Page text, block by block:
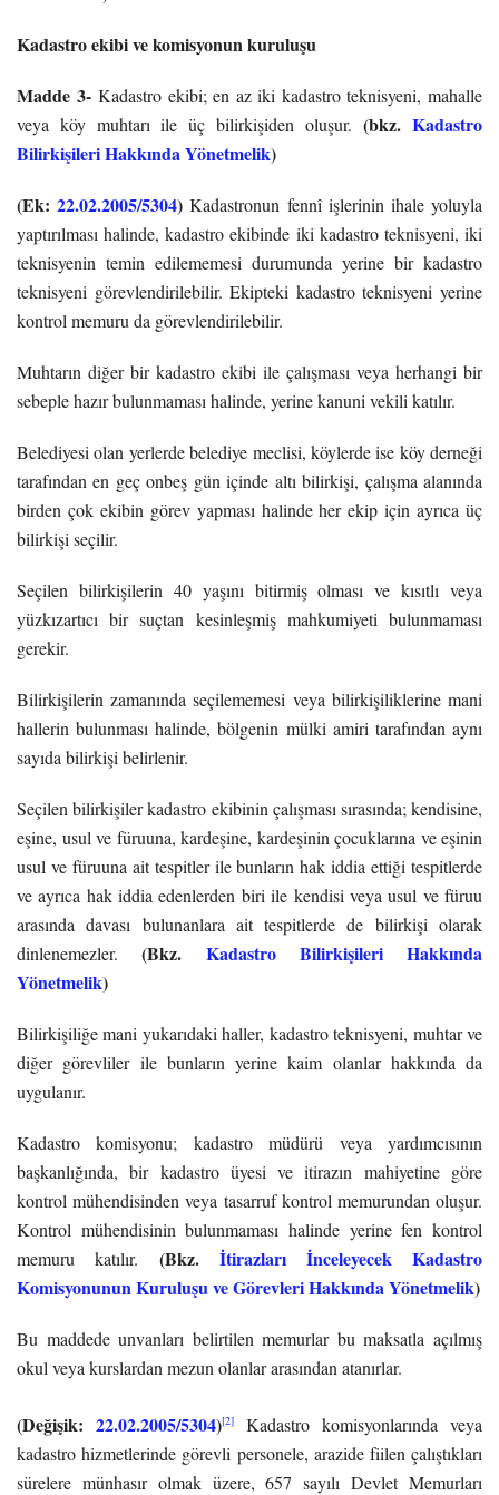
Kadastro ekibi ve komisyonun kuruluşu
Madde 3-Kadastro ekibi; en az iki kadastro teknisyeni, mahalle
veya köy muhtarı ile üç bilirkişiden oluşur.(bkz. Kadastro
Bilirkişileri Hakkında Yönetmelik)
(Ek:22.02.2005/5304) Kadastronun fennî işlerinin ihale yoluyla
yaptırılması halinde, kadastro ekibinde iki kadastro teknisyeni, iki
teknisyenin temin edilememesi durumunda yerine bir kadastro
teknisyeni görevlendirilebilir. Ekipteki kadastro teknisyeni yerine
kontrol memuru da görevlendirilebilir.
Muhtarın diğer bir kadastro ekibi ile çalışması veya herhangi bir
sebeple hazır bulunmaması halinde, yerine kanuni vekili katılır.
Belediyesi olan yerlerde belediye meclisi, köylerde ise köy derneği
tarafından en geç onbeş gün içinde altı bilirkişi, çalışma alanında
birden çok ekibin görev yapması halinde her ekip için ayrıca üç
bilirkişi seçilir.
Seçilen bilirkişilerin 40 yaşını bitirmiş olması ve kısıtlı veya
yüzkızartıcı bir suçtan kesinleşmiş mahkumiyeti bulunmaması
gerekir.
Bilirkişilerin zamanında seçilememesi veya bilirkişiliklerine mani
hallerin bulunması halinde, bölgenin mülki amiri tarafından aynı
sayıda bilirkişi belirlenir.
Seçilen bilirkişiler kadastro ekibinin çalışması sırasında; kendisine,
eşine, usul ve füruuna, kardeşine, kardeşinin çocuklarına ve eşinin
usul ve füruuna ait tespitler ile bunların hak iddia ettiği tespitlerde
ve ayrıca hak iddia edenlerden biri ile kendisi veya usul ve füruu
arasında davası bulunanlara ait tespitlerde de bilirkişi olarak
dinlenemezler.(Bkz. Kadastro Bilirkişileri Hakkında
Yönetmelik)
Bilirkişiliğe mani yukarıdaki haller, kadastro teknisyeni, muhtar ve
diğer görevliler ile bunların yerine kaim olanlar hakkında da
uygulanır.
Kadastro komisyonu; kadastro müdürü veya yardımcısının
başkanlığında, bir kadastro üyesi ve itirazın mahiyetine göre
kontrol mühendisinden veya tasarruf kontrol memurundan oluşur.
Kontrol mühendisinin bulunmaması halinde yerine fen kontrol
memuru katılır. (Bkz. İtirazları İnceleyecek Kadastro
Komisyonunun Kuruluşu ve Görevleri Hakkında Yönetmelik)
Bu maddede unvanları belirtilen memurlar bu maksatla açılmış
okul veya kurslardan mezun olanlar arasından atanırlar.
(Değişik: 22.02.2005/5304)[2]
Kadastro komisyonlarında veya
kadastro hizmetlerinde görevli personele, arazide fiilen çalıştıkları
sürelere münhasır olmak üzere, 657 sayılı Devlet Memurları